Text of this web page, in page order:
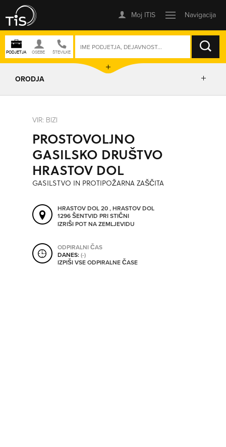
ISKANJE
ORODJA
IZRIŠI POT
POŠLJI SMS
ORODJA
VIR: BIZI
PROSTOVOLJNO
GASILSKO DRUŠTVO
HRASTOV DOL
GASILSTVO IN PROTIPOŽARNA ZAŠČITA
HRASTOV DOL 20 , HRASTOV DOL
1296 ŠENTVID PRI STIČNI
IZRIŠI POT NA ZEMLJEVIDU
ODPIRALNI ČAS
DANES:(-)
IZPIŠI VSE ODPIRALNE ČASE